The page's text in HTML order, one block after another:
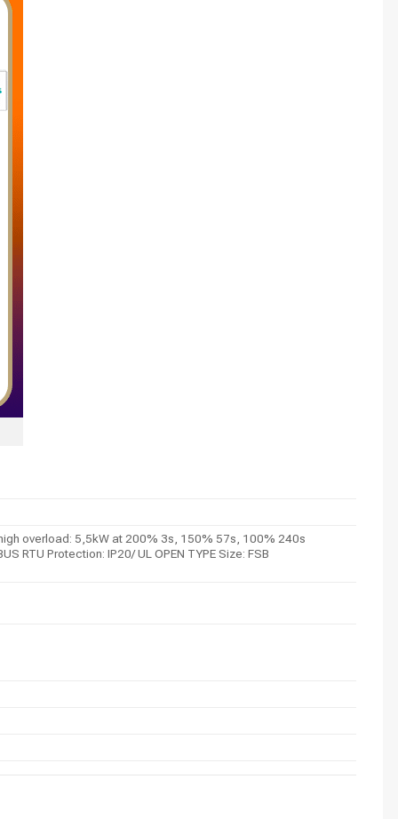
overload: 5,5kW at 200% 3s, 150% 57s, 100% 240s
RTU Protection: IP20/ UL OPEN TYPE Size: FSB